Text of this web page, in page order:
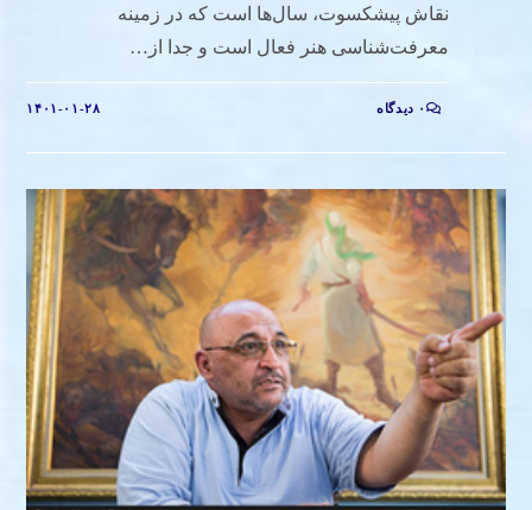
نقاش پیشکسوت، سال‌ها است که در زمینه
معرفت‌شناسی هنر فعال است و جدا از…
۰ دیدگاه ۱۴۰۱-۰۱-۲۸